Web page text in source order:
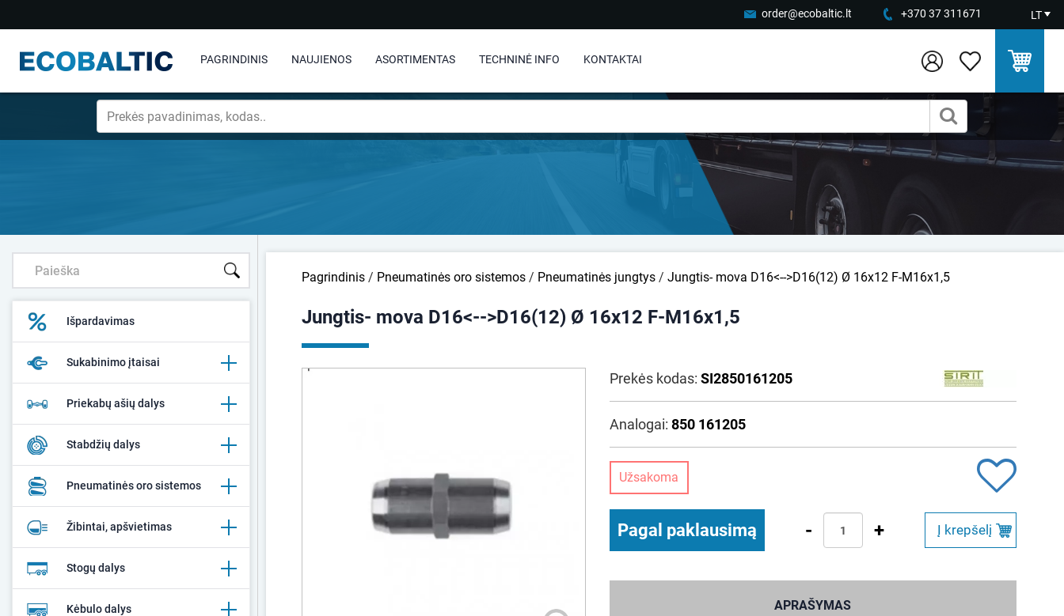
order@ecobaltic.lt +370 37 311671 LT
PAGRINDINIS NAUJIENOS ASORTIMENTAS TECHNINĖ INFO KONTAKTAI
Išpardavimas
Sukabinimo įtaisai
Priekabų ašių dalys
Stabdžių dalys
Pneumatinės oro sistemos
Žibintai, apšvietimas
Stogų dalys
Kėbulo dalys
Pagrindinis / Pneumatinės oro sistemos / Pneumatinės jungtys / Jungtis- mova D16<-->D16(12) Ø 16x12 F-M16x1,5
Jungtis- mova D16<-->D16(12) Ø 16x12 F-M16x1,5
Prekės kodas: SI2850161205
Analogai: 850 161205
Užsakoma
Pagal paklausimą - + Į krepšelį
APRAŠYMAS